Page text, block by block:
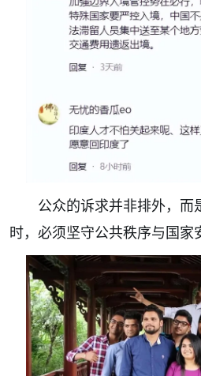
公众的诉求并非排外，而
时，必须坚守公共秩序与国家